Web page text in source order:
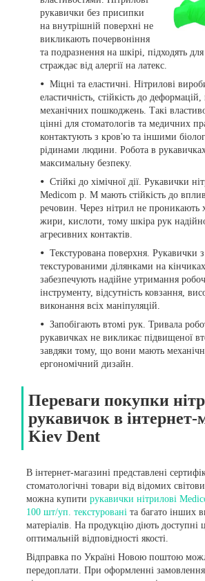
рукавички без присипки
на внутрішній поверхні не
викликають почервоніння
та подразнення на шкірі, підходять
страждає від алергії на латекс.
Міцні та еластичні. Нітрилові
еластичність, стійкість до деформацій,
механічних пошкоджень. Такі
цінні для стоматологів та медичних
контактують з кров'ю та іншими
рідинами людини. Робота в
максимальну безпеку.
Стійкі до хімічної дії. Рукавички
Medicom р. М мають стійкість до
речовин. Через нітрил не проникають
жири, кислоти, тому шкіра рук
агресивних контактів.
Текстурована поверхня. Рукавички з
текстурованими ділянками на
забезпечують надійне утримання
інструменту, відсутність ковзання,
виконання всіх маніпуляцій.
Запобігають втомі рук. Тривала
рукавичках не викликає підвищеної
завдяки тому, що вони мають
ергономічний дизайн.
Переваги покупки
рукавичок в інтернет-
Kiev Dent
В інтернет-магазині представлені
стоматологічні товари від відомих
можна купити рукавички нітрилові
100 шт/уп. текстуровані та багато інших
матеріалів. На продукцію діють доступні
оптимальній відповідності якості.
Відправка по Україні Новою поштою
передоплати. При оформленні замовлення